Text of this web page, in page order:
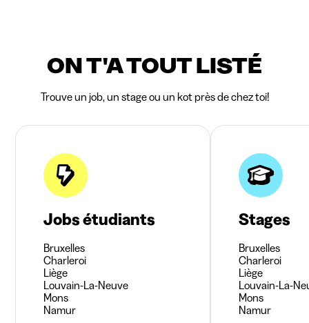
ON T'A TOUT LISTÉ
Trouve un job, un stage ou un kot près de chez toi!
Jobs étudiants
Bruxelles
Charleroi
Liège
Louvain-La-Neuve
Mons
Namur
Stages
Bruxelles
Charleroi
Liège
Louvain-La-
Mons
Namur